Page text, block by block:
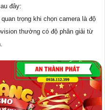
đây:
trọng khi chọn camera là độ
thường có độ phân giải từ